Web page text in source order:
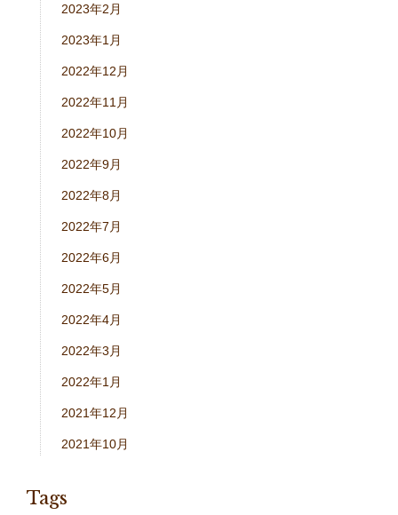
2023年2月
2023年1月
2022年12月
2022年11月
2022年10月
2022年9月
2022年8月
2022年7月
2022年6月
2022年5月
2022年4月
2022年3月
2022年1月
2021年12月
2021年10月
Tags